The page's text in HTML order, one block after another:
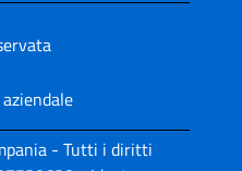
- Tutti i diritti